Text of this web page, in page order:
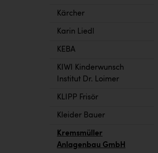
Kärcher
Karin Liedl
KEBA
KIWI Kinderwunsch
Institut Dr. Loimer
KLIPP Frisör
Kleider Bauer
Kremsmüller
Anlagenbau GmbH